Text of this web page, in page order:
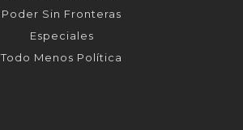
Poder Sin Fronteras
Especiales
Todo Menos Política